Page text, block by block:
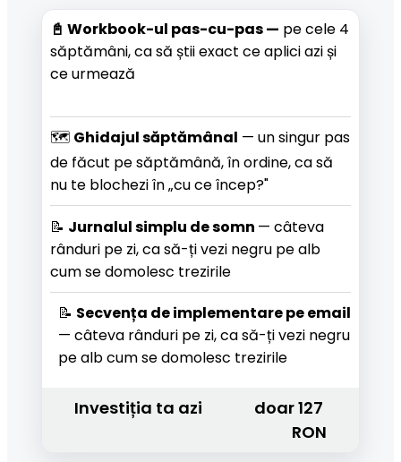
📓 Workbook-ul pas-cu-pas — pe cele 4
săptămâni, ca să știi exact ce aplici azi și
ce urmează
🗺️ Ghidajul săptămânal — un singur pas
de făcut pe săptămână, în ordine, ca să
nu te blochezi în „cu ce încep?"
📝 Jurnalul simplu de somn — câteva
rânduri pe zi, ca să-ți vezi negru pe alb
cum se domolesc trezirile
📝
— câteva rânduri pe zi, ca să-ți vezi negru
pe alb cum se domolesc trezirile
Investiția ta azi
doar 127
RON